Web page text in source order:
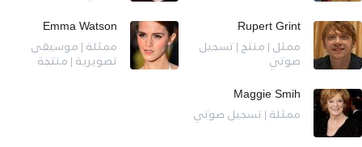
Rupert Grint
ممثل | منتج | تسجيل
صوتي
Emma Watson
ممثلة | موسيقى
تصويرية | منتجة
Maggie Smih
ممثلة | تسجيل صوتي